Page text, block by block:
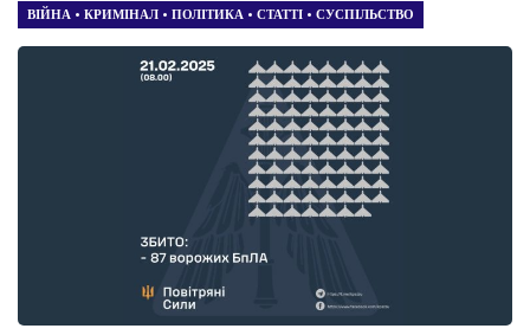
ВІЙНА • КРИМІНАЛ • ПОЛІТИКА • СТАТТІ • СУСПІЛЬСТВО